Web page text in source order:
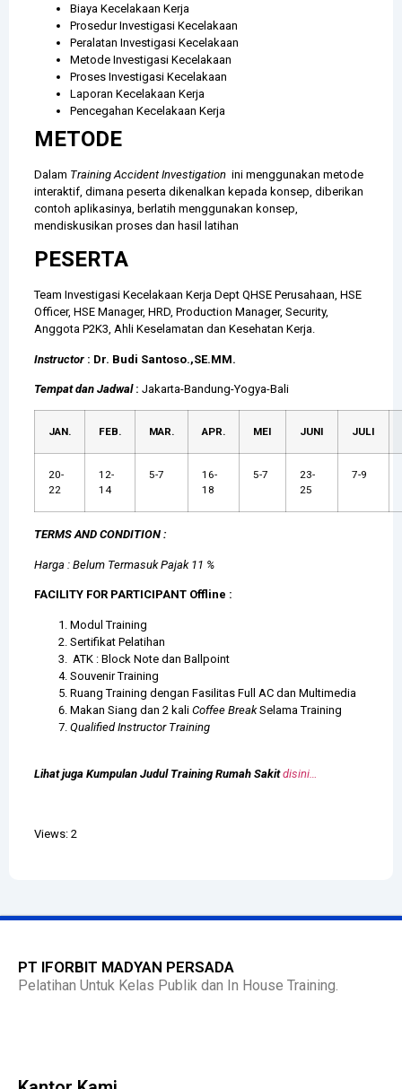
Biaya Kecelakaan Kerja
Prosedur Investigasi Kecelakaan
Peralatan Investigasi Kecelakaan
Metode Investigasi Kecelakaan
Proses Investigasi Kecelakaan
Laporan Kecelakaan Kerja
Pencegahan Kecelakaan Kerja
METODE
Dalam Training Accident Investigation ini menggunakan metode
interaktif, dimana peserta dikenalkan kepada konsep, diberikan
contoh aplikasinya, berlatih menggunakan konsep,
mendiskusikan proses dan hasil latihan
PESERTA
Team Investigasi Kecelakaan Kerja Dept QHSE Perusahaan, HSE
Officer, HSE Manager, HRD, Production Manager, Security,
Anggota P2K3, Ahli Keselamatan dan Kesehatan Kerja.
Instructor : Dr. Budi Santoso.,SE.MM.
Tempat dan Jadwal: Jakarta-Bandung-Yogya-Bali
JAN. FEB. MAR. APR. MEI JUNI JULI
20-
22
12-
14
5-7
16-
18
5-7
23-
25
7-9
TERMS AND CONDITION :
Harga : Belum Termasuk Pajak 11 %
FACILITY FOR PARTICIPANT Offline :
Modul Training
Sertifikat Pelatihan
ATK : Block Note dan Ballpoint
Souvenir Training
Ruang Training dengan Fasilitas Full AC dan Multimedia
Makan Siang dan 2 kali Coffee BreakSelama Training
Qualified Instructor Training
Lihat juga Kumpulan Judul Training Rumah Sakitdisini…
Views: 2
PT IFORBIT MADYAN PERSADA
Pelatihan Untuk Kelas Publik dan In House Training.